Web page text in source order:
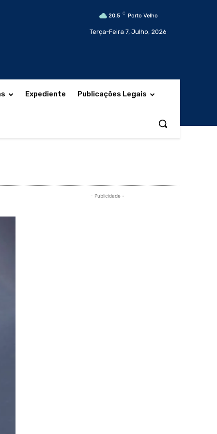
20.5 C Porto Velho
Terça-Feira 7, Julho, 2026
Expediente Publicações Legais
- Publicidade -